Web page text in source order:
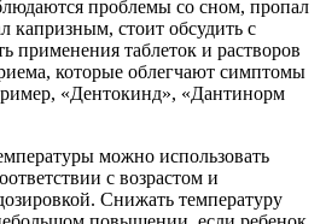
проблемы со сном, пропал
капризным, стоит обсудить с
применения таблеток и растворов
которые облегчают симптомы
«Дентокинд», «Дантинорм
можно использовать
с возрастом и
Снижать температуру